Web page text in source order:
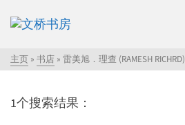
主页 » 书店 » 雷美旭．理查 (RAMESH RICHRD)
1个搜索结果：